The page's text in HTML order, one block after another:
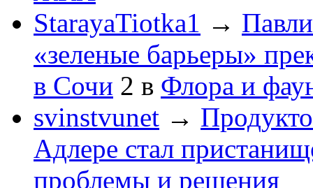
StarayaTiotka1 →
«зеленые барьеры»
в Сочи 2 в Флора и
svinstvunet →
Адлере стал
проблемы и решения